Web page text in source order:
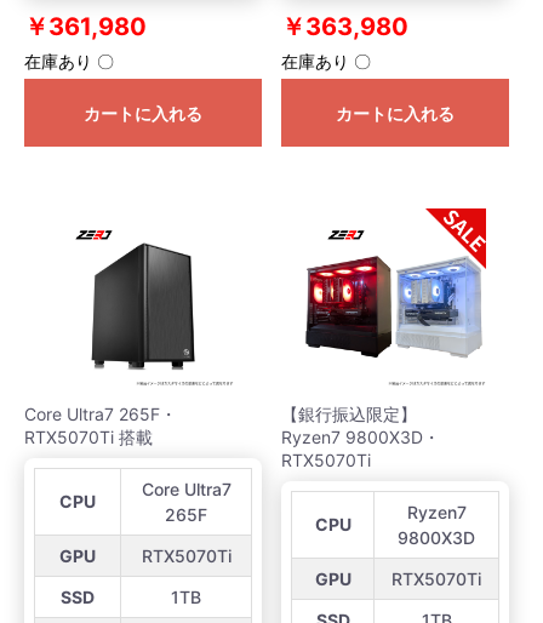
￥361,980
在庫あり 〇
カートに入れる
￥363,980
在庫あり 〇
カートに入れる
Core Ultra7 265F・
RTX5070Ti 搭載
CPU
Core Ultra7
265F
GPU
RTX5070Ti
SSD
1TB
【銀行振込限定】
Ryzen7 9800X3D・
RTX5070Ti
CPU
Ryzen7
9800X3D
GPU
RTX5070Ti